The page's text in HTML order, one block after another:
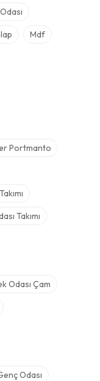
Mdf
Portmanto
Takımı
Odası Çam
Odası